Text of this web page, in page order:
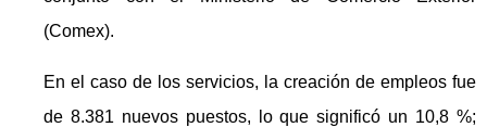
(Comex).
En el caso de los servicios, la creación de empleos fue
de 8.381 nuevos puestos, lo que significó un 10,8 %;